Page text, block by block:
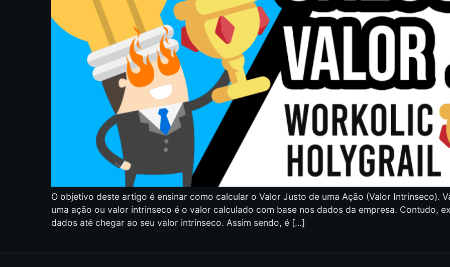
O objetivo deste artigo é ensinar como calcular o Valor Justo de uma Ação (Valor Intrínseco).
uma ação ou valor íntrinseco é o valor calculado com base nos dados da empresa. Contudo,
dados até chegar ao seu valor intrínseco. Assim sendo, é […]